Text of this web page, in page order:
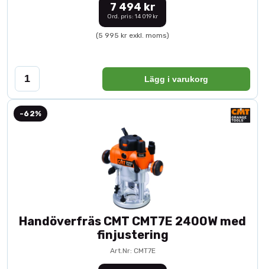
7 494 kr
Ord. pris: 14 019 kr
(5 995 kr exkl. moms)
Lägg i varukorg
-62%
Handöverfräs CMT CMT7E 2400W med
finjustering
Art.Nr: CMT7E